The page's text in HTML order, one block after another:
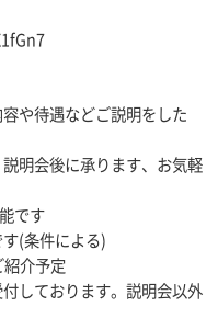
や待遇などご説明をした
明会後に承ります、お気軽
です
(条件による)
介予定
しております。説明会以外